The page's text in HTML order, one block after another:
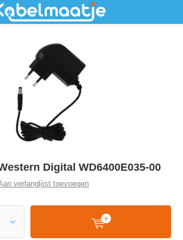
Digital WD6400E035-00
verlanglijst toevoegen